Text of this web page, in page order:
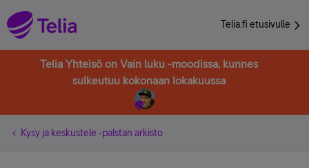
Telia.fi etusivulle
Telia Yhteisö on Vain luku -moodissa, kunnes
sulkeutuu kokonaan lokakuussa
Kysy ja keskustele -palstan arkisto